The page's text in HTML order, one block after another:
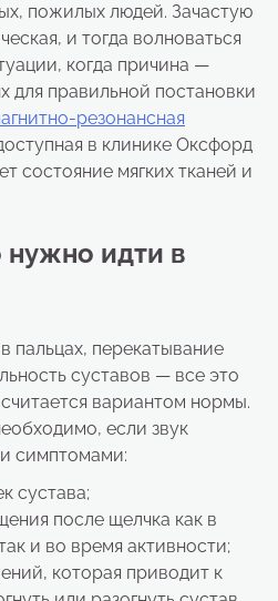
пожилых людей. Зачастую
и тогда волноваться
когда причина —
для правильной постановки
резонансная
в клинике Оксфорд
состояние мягких тканей и
нужно идти в
пальцах, перекатывание
суставов — все это
вариантом нормы.
если звук
симптомами:
сустава;
после щелчка как в
и во время активности;
которая приводит к